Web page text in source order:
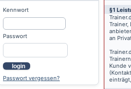
Kennwort
Passwort
login
Passwort vergessen?
§1
an
Kunde